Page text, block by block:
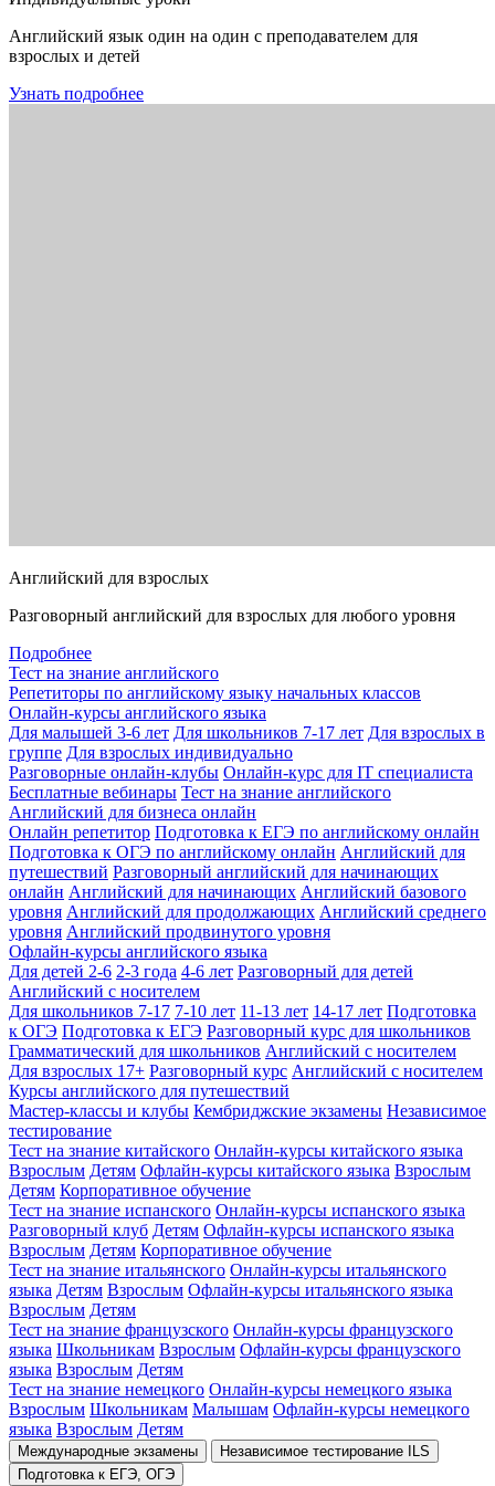
Английский язык один на один с преподавателем для
взрослых и детей
Узнать подробнее
Английский для взрослых
Разговорный английский для взрослых для любого уровня
Подробнее
Тест на знание английского
Репетиторы по английскому языку начальных классов
Онлайн-курсы английского языка
Для малышей 3-6 лет Для школьников 7-17 лет Для взрослых в
группе Для взрослых индивидуально
Разговорные онлайн-клубы Онлайн-курс для IT специалиста
Бесплатные вебинары Тест на знание английского
Английский для бизнеса онлайн
Онлайн репетитор Подготовка к ЕГЭ по английскому онлайн
Подготовка к ОГЭ по английскому онлайн Английский для
путешествий Разговорный английский для начинающих
онлайн Английский для начинающих Английский базового
уровня Английский для продолжающих Английский среднего
уровня Английский продвинутого уровня
Офлайн-курсы английского языка
Для детей 2-6 2-3 года 4-6 лет Разговорный для детей
Английский с носителем
Для школьников 7-17 7-10 лет 11-13 лет 14-17 лет Подготовка
к ОГЭ Подготовка к ЕГЭ Разговорный курс для школьников
Грамматический для школьников Английский с носителем
Для взрослых 17+ Разговорный курс Английский с носителем
Курсы английского для путешествий
Мастер-классы и клубы Кембриджские экзамены Независимое
тестирование
Тест на знание китайского Онлайн-курсы китайского языка
Взрослым Детям Офлайн-курсы китайского языка Взрослым
Детям Корпоративное обучение
Тест на знание испанского Онлайн-курсы испанского языка
Разговорный клуб Детям Офлайн-курсы испанского языка
Взрослым Детям Корпоративное обучение
Тест на знание итальянского Онлайн-курсы итальянского
языка Детям Взрослым Офлайн-курсы итальянского языка
Взрослым Детям
Тест на знание французского Онлайн-курсы французского
языка Школьникам Взрослым Офлайн-курсы французского
языка Взрослым Детям
Тест на знание немецкого Онлайн-курсы немецкого языка
Взрослым Школьникам Малышам Офлайн-курсы немецкого
языка Взрослым Детям
Международные экзамены
Независимое тестирование ILS
Подготовка к ЕГЭ, ОГЭ